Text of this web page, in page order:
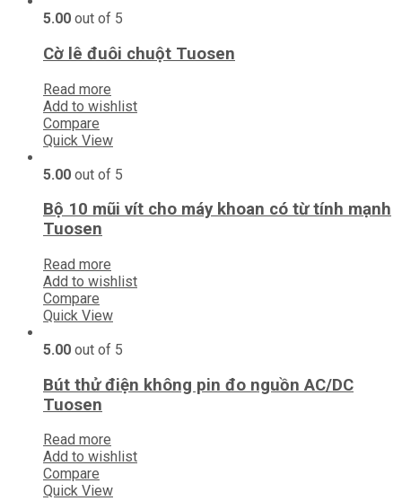
5.00 out of 5
Cờ lê đuôi chuột Tuosen
Read more
Add to wishlist
Compare
Quick View
5.00 out of 5
Bộ 10 mũi vít cho máy khoan có từ tính mạnh
Tuosen
Read more
Add to wishlist
Compare
Quick View
5.00 out of 5
Bút thử điện không pin đo nguồn AC/DC
Tuosen
Read more
Add to wishlist
Compare
Quick View